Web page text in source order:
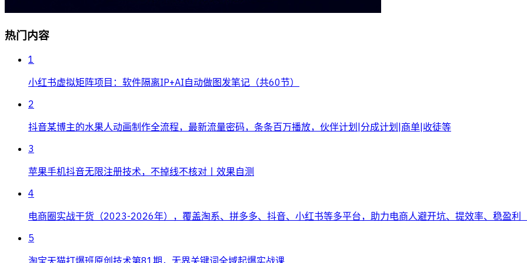
热门内容
1
小红书虚拟矩阵项目：软件隔离IP+AI自动做图发笔记（共60节）
2
抖音某博主的水果人动画制作全流程，最新流量密码，条条百万播放，伙伴计划|分成计划|商单|收徒等
3
苹果手机抖音无限注册技术，不掉线不核对丨效果自测
4
电商圈实战干货（2023-2026年），覆盖淘系、拼多多、抖音、小红书等多平台，助力电商人避开坑、提效率、稳盈利
5
淘宝天猫打爆班原创技术第81期，无界关键词全域起爆实战课